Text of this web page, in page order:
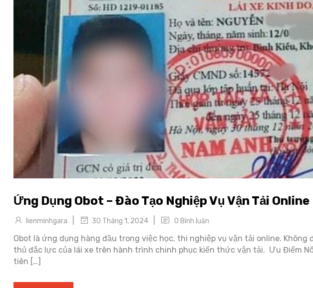
Ứng Dụng Obot – Đào Tạo Nghiệp Vụ Vận Tải
lienminhgara 30 Tháng 1, 2024 0 Bình luận
Obot là ứng dụng hàng đầu trong việc học, thi nghiệp vụ vận tải online.
thủ đắc lực của lái xe trên hành trình chinh phục kiến thức vận tải. Ưu Điểm
tiên […]